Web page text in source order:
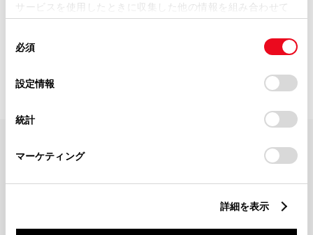
サービスを使用したときに収集した他の情報を組み合わせて
使用することがあります。当ウェブサイトの使用を続行する
デバイスにすべてのCookie(クッキー)が保存されることに同
意したことになります。Cookie(クッキー)のオプトアウト、
設定の変更、同意を撤回したりするにあたっては、当社の
「Cookie（クッキー）情報の取り扱いについて
」をご覧くだ
必須
設定情報
統計
マーケティング
詳細を表示
該当件数： 距離順で表示（最大10件）
FAQ・お問い合わせ